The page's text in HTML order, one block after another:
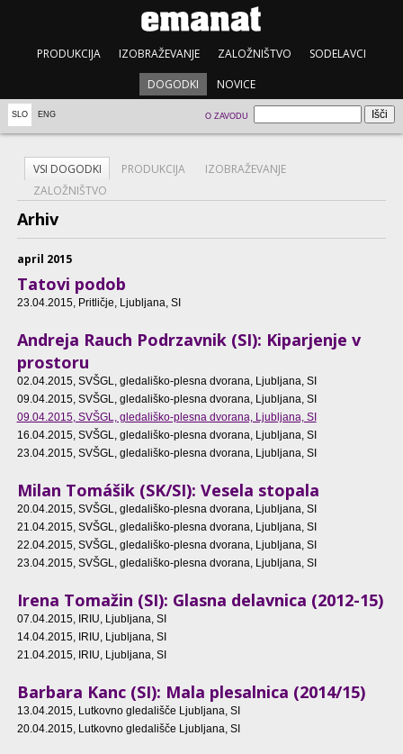
PRODUKCIJA IZOBRAŽEVANJE ZALOŽNIŠTVO SODELAVCI
DOGODKI NOVICE
SLO ENG O ZAVODU
VSI DOGODKI PRODUKCIJA
IZOBRAŽEVANJE
ZALOŽNIŠTVO
Arhiv
april 2015
Tatovi podob
23.04.2015, Pritličje, Ljubljana, SI
Andreja Rauch Podrzavnik (SI): Kiparjenje v
prostoru
02.04.2015, SVŠGL, gledališko-plesna dvorana, Ljubljana, SI
09.04.2015, SVŠGL, gledališko-plesna dvorana, Ljubljana, SI
09.04.2015, SVŠGL, gledališko-plesna dvorana, Ljubljana, SI
16.04.2015, SVŠGL, gledališko-plesna dvorana, Ljubljana, SI
23.04.2015, SVŠGL, gledališko-plesna dvorana, Ljubljana, SI
Milan Tomášik (SK/SI): Vesela stopala
20.04.2015, SVŠGL, gledališko-plesna dvorana, Ljubljana, SI
21.04.2015, SVŠGL, gledališko-plesna dvorana, Ljubljana, SI
22.04.2015, SVŠGL, gledališko-plesna dvorana, Ljubljana, SI
23.04.2015, SVŠGL, gledališko-plesna dvorana, Ljubljana, SI
Irena Tomažin (SI): Glasna delavnica (2012-15)
07.04.2015, IRIU, Ljubljana, SI
14.04.2015, IRIU, Ljubljana, SI
21.04.2015, IRIU, Ljubljana, SI
Barbara Kanc (SI): Mala plesalnica (2014/15)
13.04.2015, Lutkovno gledališče Ljubljana, SI
20.04.2015, Lutkovno gledališče Ljubljana, SI